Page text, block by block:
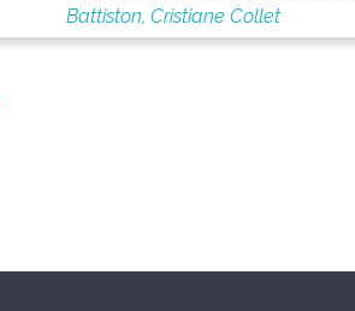
Battiston, Cristiane Collet